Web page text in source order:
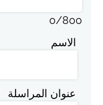
0/800
الاسم
عنوان المراسلة